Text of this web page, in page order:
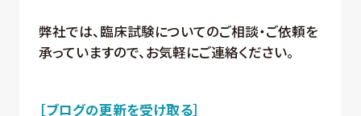
弊社では、臨床試験についてのご相談・ご依頼を
承っていますので、お気軽にご連絡ください。
［ブログの更新を受け取る］